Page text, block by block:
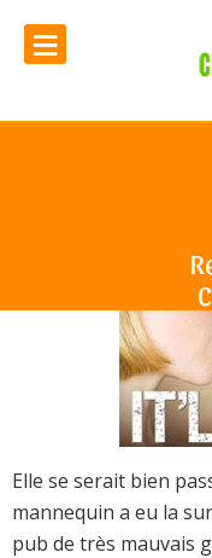
≡
L'actu du
Burger
Elle se serait bien
mannequin a eu la
pub de très mauvais